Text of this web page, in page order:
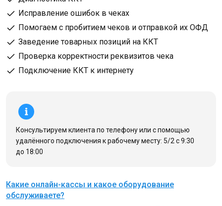
Исправление ошибок в чеках
Помогаем с пробитием чеков и отправкой их ОФД
Заведение товарных позиций на ККТ
Проверка корректности реквизитов чека
Подключение ККТ к интернету
Консультируем клиента по телефону или с помощью
удалённого подключения к рабочему месту: 5/2 с 9:30
до 18:00
Какие онлайн-кассы и какое оборудование
обслуживаете?